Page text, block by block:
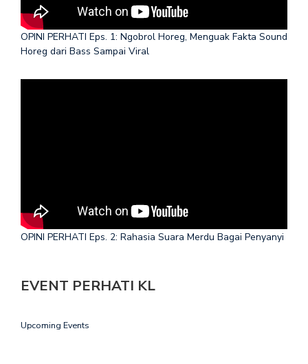
OPINI PERHATI Eps. 1: Ngobrol Horeg, Menguak Fakta Sound
Horeg dari Bass Sampai Viral
OPINI PERHATI Eps. 2: Rahasia Suara Merdu Bagai Penyanyi
EVENT PERHATI KL
Upcoming Events